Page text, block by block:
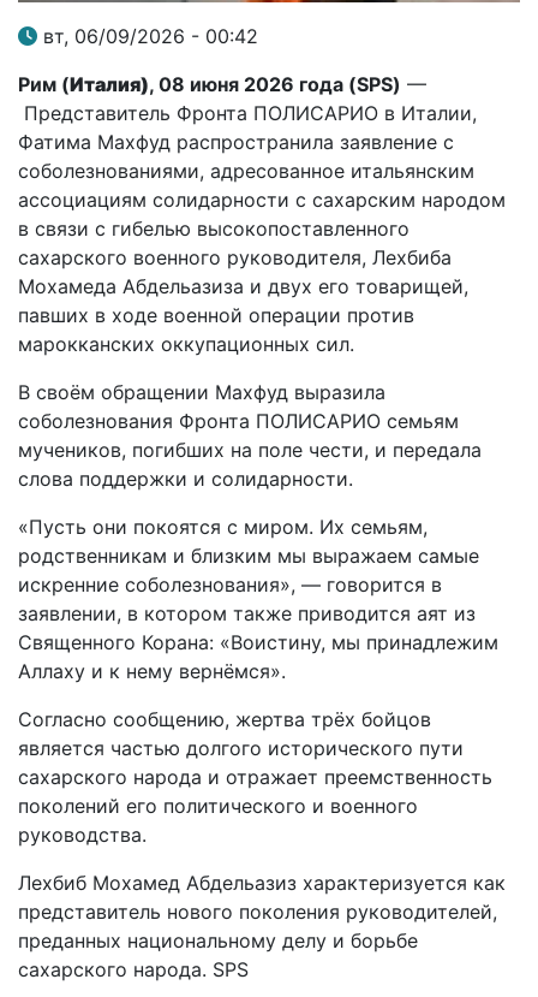
вт, 06/09/2026 - 00:42
Рим (Италия), 08 июня 2026 года (SPS) —
Представитель Фронта ПОЛИСАРИО в Италии,
Фатима Махфуд распространила заявление с
соболезнованиями, адресованное итальянским
ассоциациям солидарности с сахарским народом
в связи с гибелью высокопоставленного
сахарского военного руководителя, Лехбиба
Мохамеда Абдельазиза и двух его товарищей,
павших в ходе военной операции против
марокканских оккупационных сил.
В своём обращении Махфуд выразила
соболезнования Фронта ПОЛИСАРИО семьям
мучеников, погибших на поле чести, и передала
слова поддержки и солидарности.
«Пусть они покоятся с миром. Их семьям,
родственникам и близким мы выражаем самые
искренние соболезнования», — говорится в
заявлении, в котором также приводится аят из
Священного Корана: «Воистину, мы принадлежим
Аллаху и к нему вернёмся».
Согласно сообщению, жертва трёх бойцов
является частью долгого исторического пути
сахарского народа и отражает преемственность
поколений его политического и военного
руководства.
Лехбиб Мохамед Абдельазиз характеризуется как
представитель нового поколения руководителей,
преданных национальному делу и борьбе
сахарского народа. SPS